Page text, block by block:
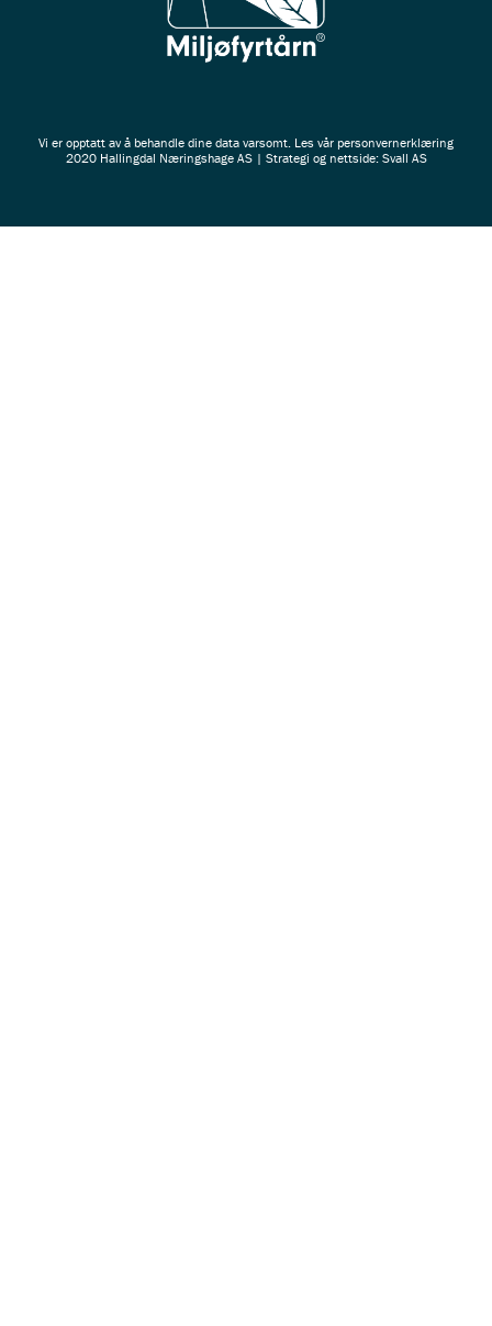
Vi er opptatt av å behandle dine data varsomt. Les vår personvernerklæring
2020 Hallingdal Næringshage AS | Strategi og nettside: Svall AS